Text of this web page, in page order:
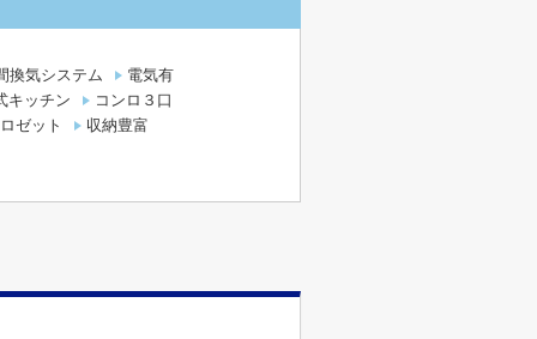
換気システム
電気有
キッチン
コンロ３口
ゼット
収納豊富